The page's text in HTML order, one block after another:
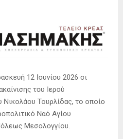
12 Ιουνίου 2026 οι
του Ιερού
Νικολάου Τουρλίδας, το οποίο
Ναό Αγίου
Μεσολογγίου.